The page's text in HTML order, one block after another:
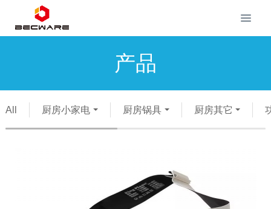
产品
All 厨房小家电 厨房锅具 厨房其它